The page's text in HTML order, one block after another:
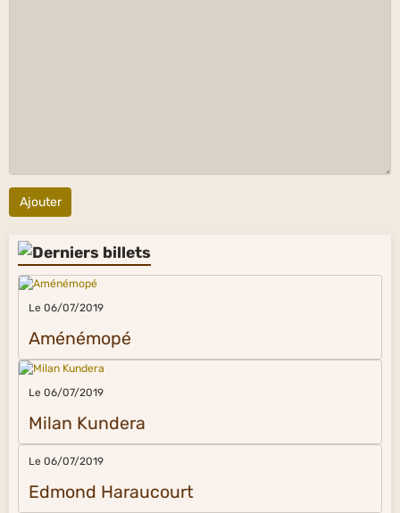
Ajouter
Le 06/07/2019
Aménémopé
Le 06/07/2019
Milan Kundera
Le 06/07/2019
Edmond Haraucourt